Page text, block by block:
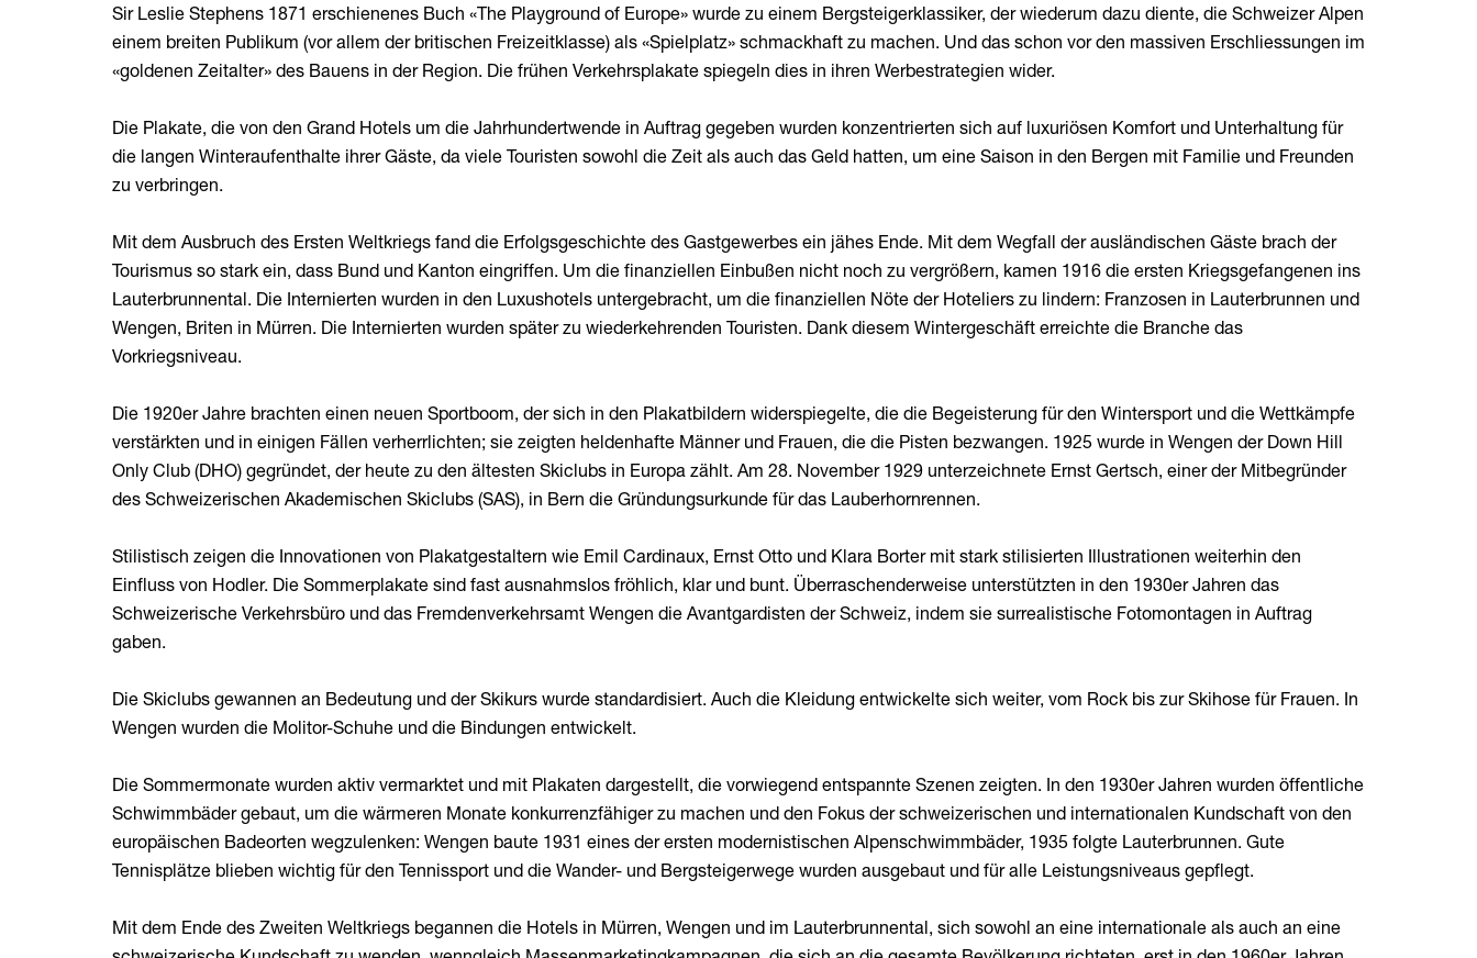
Sir Leslie Stephens 1871 erschienenes Buch «The Playground of Europe» wurde zu einem Bergsteigerklassiker, der wiederum dazu diente, die Schweizer Alpen
einem breiten Publikum (vor allem der britischen Freizeitklasse) als «Spielplatz» schmackhaft zu machen. Und das schon vor den massiven Erschliessungen im
«goldenen Zeitalter» des Bauens in der Region. Die frühen Verkehrsplakate spiegeln dies in ihren Werbestrategien wider.
Die Plakate, die von den Grand Hotels um die Jahrhundertwende in Auftrag gegeben wurden konzentrierten sich auf luxuriösen Komfort und Unterhaltung für
die langen Winteraufenthalte ihrer Gäste, da viele Touristen sowohl die Zeit als auch das Geld hatten, um eine Saison in den Bergen mit Familie und Freunden
zu verbringen.
Mit dem Ausbruch des Ersten Weltkriegs fand die Erfolgsgeschichte des Gastgewerbes ein jähes Ende. Mit dem Wegfall der ausländischen Gäste brach der
Tourismus so stark ein, dass Bund und Kanton eingriffen. Um die finanziellen Einbußen nicht noch zu vergrößern, kamen 1916 die ersten Kriegsgefangenen ins
Lauterbrunnental. Die Internierten wurden in den Luxushotels untergebracht, um die finanziellen Nöte der Hoteliers zu lindern: Franzosen in Lauterbrunnen und
Wengen, Briten in Mürren. Die Internierten wurden später zu wiederkehrenden Touristen. Dank diesem Wintergeschäft erreichte die Branche das
Vorkriegsniveau.
Die 1920er Jahre brachten einen neuen Sportboom, der sich in den Plakatbildern widerspiegelte, die die Begeisterung für den Wintersport und die Wettkämpfe
verstärkten und in einigen Fällen verherrlichten; sie zeigten heldenhafte Männer und Frauen, die die Pisten bezwangen. 1925 wurde in Wengen der Down Hill
Only Club (DHO) gegründet, der heute zu den ältesten Skiclubs in Europa zählt. Am 28. November 1929 unterzeichnete Ernst Gertsch, einer der Mitbegründer
des Schweizerischen Akademischen Skiclubs (SAS), in Bern die Gründungsurkunde für das Lauberhornrennen.
Stilistisch zeigen die Innovationen von Plakatgestaltern wie Emil Cardinaux, Ernst Otto und Klara Borter mit stark stilisierten Illustrationen weiterhin den
Einfluss von Hodler. Die Sommerplakate sind fast ausnahmslos fröhlich, klar und bunt. Überraschenderweise unterstützten in den 1930er Jahren das
Schweizerische Verkehrsbüro und das Fremdenverkehrsamt Wengen die Avantgardisten der Schweiz, indem sie surrealistische Fotomontagen in Auftrag
gaben.
Die Skiclubs gewannen an Bedeutung und der Skikurs wurde standardisiert. Auch die Kleidung entwickelte sich weiter, vom Rock bis zur Skihose für Frauen. In
Wengen wurden die Molitor-Schuhe und die Bindungen entwickelt.
Die Sommermonate wurden aktiv vermarktet und mit Plakaten dargestellt, die vorwiegend entspannte Szenen zeigten. In den 1930er Jahren wurden öffentliche
Schwimmbäder gebaut, um die wärmeren Monate konkurrenzfähiger zu machen und den Fokus der schweizerischen und internationalen Kundschaft von den
europäischen Badeorten wegzulenken: Wengen baute 1931 eines der ersten modernistischen Alpenschwimmbäder, 1935 folgte Lauterbrunnen. Gute
Tennisplätze blieben wichtig für den Tennissport und die Wander- und Bergsteigerwege wurden ausgebaut und für alle Leistungsniveaus gepflegt.
Mit dem Ende des Zweiten Weltkriegs begannen die Hotels in Mürren, Wengen und im Lauterbrunnental, sich sowohl an eine internationale als auch an eine